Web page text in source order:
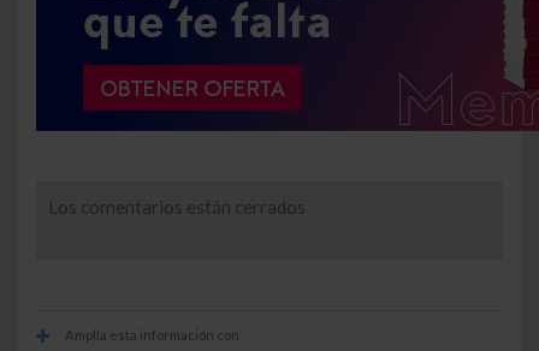
Los comentarios están cerrados
Amplía esta información con